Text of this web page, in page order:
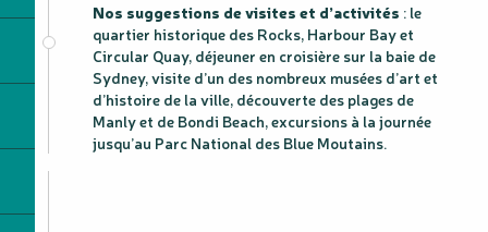
Nos suggestions de visites et d’activités : le
quartier historique des Rocks, Harbour Bay et
Circular Quay, déjeuner en croisière sur la baie de
Sydney, visite d’un des nombreux musées d’art et
d’histoire de la ville, découverte des plages de
Manly et de Bondi Beach, excursions à la journée
jusqu’au Parc National des Blue Moutains.